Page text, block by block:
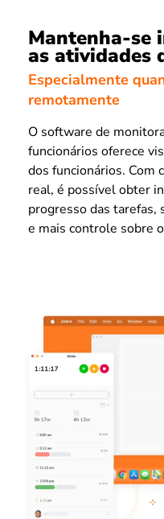
Mantenha-se
as atividades
Especialmente
remotamente
O software de
funcionários oferece
dos funcionários. Com
real, é possível obter
progresso das tarefas,
e mais controle sobre